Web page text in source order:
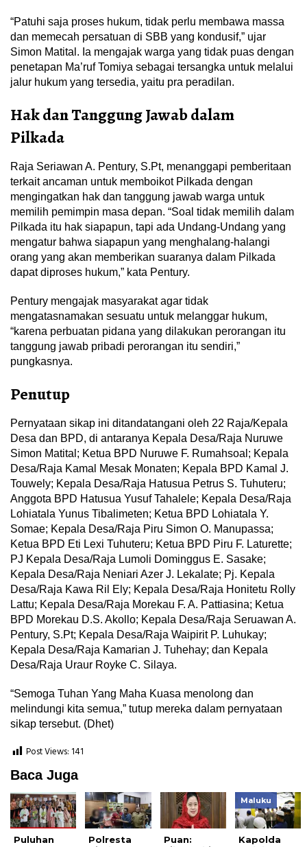
“Patuhi saja proses hukum, tidak perlu membawa massa
dan memecah persatuan di SBB yang kondusif,” ujar
Simon Matital. Ia mengajak warga yang tidak puas dengan
penetapan Ma’ruf Tomiya sebagai tersangka untuk melalui
jalur hukum yang tersedia, yaitu pra peradilan.
Hak dan Tanggung Jawab dalam
Pilkada
Raja Seriawan A. Pentury, S.Pt, menanggapi pemberitaan
terkait ancaman untuk memboikot Pilkada dengan
mengingatkan hak dan tanggung jawab warga untuk
memilih pemimpin masa depan. “Soal tidak memilih dalam
Pilkada itu hak siapapun, tapi ada Undang-Undang yang
mengatur bahwa siapapun yang menghalang-halangi
orang yang akan memberikan suaranya dalam Pilkada
dapat diproses hukum,” kata Pentury.
Pentury mengajak masyarakat agar tidak
mengatasnamakan sesuatu untuk melanggar hukum,
“karena perbuatan pidana yang dilakukan perorangan itu
tanggung jawab pribadi perorangan itu sendiri,”
pungkasnya.
Penutup
Pernyataan sikap ini ditandatangani oleh 22 Raja/Kepala
Desa dan BPD, di antaranya Kepala Desa/Raja Nuruwe
Simon Matital; Ketua BPD Nuruwe F. Rumahsoal; Kepala
Desa/Raja Kamal Mesak Monaten; Kepala BPD Kamal J.
Touwely; Kepala Desa/Raja Hatusua Petrus S. Tuhuteru;
Anggota BPD Hatusua Yusuf Tahalele; Kepala Desa/Raja
Lohiatala Yunus Tibalimeten; Ketua BPD Lohiatala Y.
Somae; Kepala Desa/Raja Piru Simon O. Manupassa;
Ketua BPD Eti Lexi Tuhuteru; Ketua BPD Piru F. Laturette;
PJ Kepala Desa/Raja Lumoli Dominggus E. Sasake;
Kepala Desa/Raja Neniari Azer J. Lekalate; Pj. Kepala
Desa/Raja Kawa Ril Ely; Kepala Desa/Raja Honitetu Rolly
Lattu; Kepala Desa/Raja Morekau F. A. Pattiasina; Ketua
BPD Morekau D.S. Akollo; Kepala Desa/Raja Seruawan A.
Pentury, S.Pt; Kepala Desa/Raja Waipirit P. Luhukay;
Kepala Desa/Raja Kamarian J. Tuhehay; dan Kepala
Desa/Raja Uraur Royke C. Silaya.
“Semoga Tuhan Yang Maha Kuasa menolong dan
melindungi kita semua,” tutup mereka dalam pernyataan
sikap tersebut. (Dhet)
Post Views: 141
Baca Juga
Puluhan
Polresta
Puan:
Maluku
Kapolda